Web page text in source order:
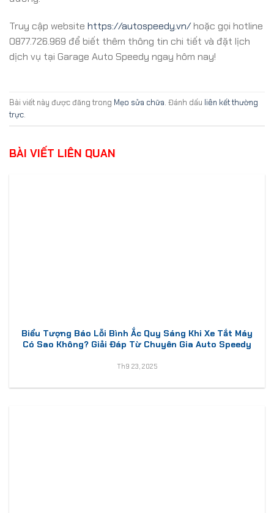
Truy cập website https://autospeedy.vn/hoặc gọi hotline
0877.726.969 để biết thêm thông tin chi tiết và đặt lịch
dịch vụ tại Garage Auto Speedy ngay hôm nay!
Bài viết này được đăng trong Mẹo sửa chữa. Đánh dấu liên kết thường
trực.
BÀI VIẾT LIÊN QUAN
Biểu Tượng Báo Lỗi Bình Ắc Quy Sáng Khi Xe Tắt Máy
Có Sao Không? Giải Đáp Từ Chuyên Gia Auto Speedy
Th9 23, 2025